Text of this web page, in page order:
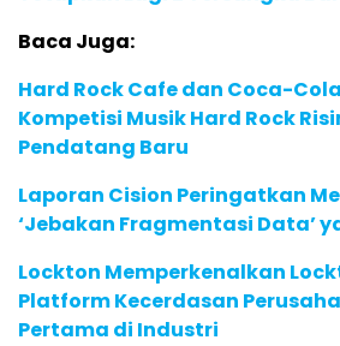
Baca Juga:
Hard Rock Cafe dan Coca-
Kompetisi Musik Hard Rock
Pendatang Baru
Laporan Cision Peringatkan
‘Jebakan Fragmentasi Data’
Lockton Memperkenalkan
Platform Kecerdasan
Pertama di Industri